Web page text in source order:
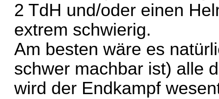
2 TdH und/oder einen
extrem schwierig.
Am besten wäre es
schwer machbar ist) alle
wird der Endkampf